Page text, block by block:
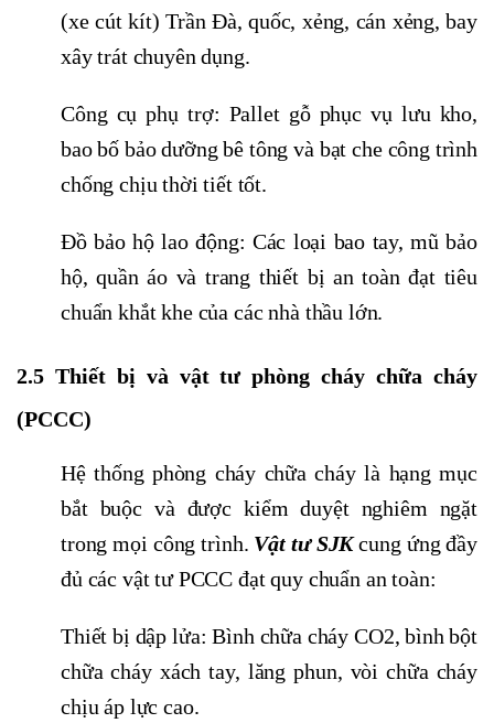
(xe cút kít) Trần Đà, quốc, xẻng, cán xẻng, bay
xây trát chuyên dụng.
Công cụ phụ trợ: Pallet gỗ phục vụ lưu kho,
bao bố bảo dưỡng bê tông và bạt che công trình
chống chịu thời tiết tốt.
Đồ bảo hộ lao động: Các loại bao tay, mũ bảo
hộ, quần áo và trang thiết bị an toàn đạt tiêu
chuẩn khắt khe của các nhà thầu lớn.
2.5 Thiết bị và vật tư phòng cháy chữa cháy
(PCCC)
Hệ thống phòng cháy chữa cháy là hạng mục
bắt buộc và được kiểm duyệt nghiêm ngặt
trong mọi công trình. Vật tư SJKcung ứng đầy
đủ các vật tư PCCC đạt quy chuẩn an toàn:
Thiết bị dập lửa: Bình chữa cháy CO2, bình bột
chữa cháy xách tay, lăng phun, vòi chữa cháy
chịu áp lực cao.